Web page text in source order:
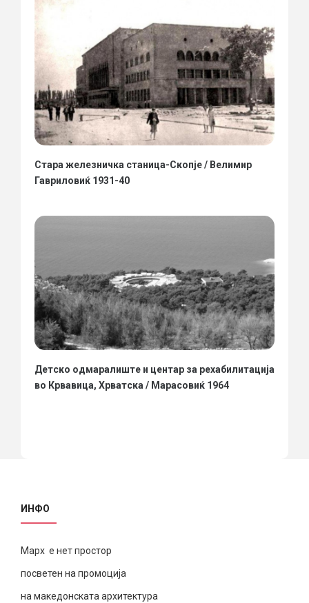
Стара железничка станица-Скопје / Велимир
Гавриловиќ 1931-40
Детско одмаралиште и центар за рехабилитација
во Крвавица, Хрватска / Марасовиќ 1964
ИНФО
Марх е нет простор
посветен на промоција
на македонската архитектура